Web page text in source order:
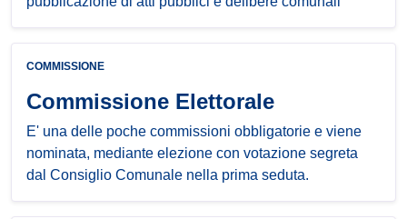
COMMISSIONE
Commissione Elettorale
E' una delle poche commissioni obbligatorie e viene
nominata, mediante elezione con votazione segreta
dal Consiglio Comunale nella prima seduta.